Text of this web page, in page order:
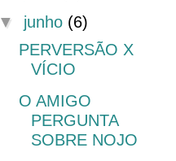
▼ junho (6)
PERVERSÃO X
VÍCIO
O AMIGO
PERGUNTA
SOBRE NOJO